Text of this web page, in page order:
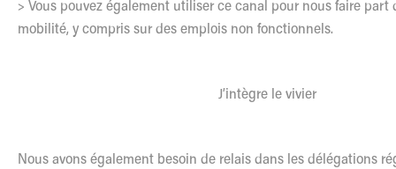
> Vous pouvez également utiliser ce canal pour nous faire part
mobilité, y compris sur des emplois non fonctionnels.
J’intègre le vivier
Nous avons également besoin de relais dans les délégations